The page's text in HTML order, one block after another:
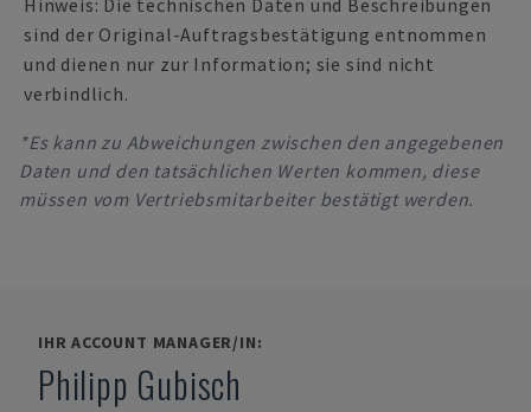
Hinweis: Die technischen Daten und Beschreibungen
sind der Original-Auftragsbestätigung entnommen
und dienen nur zur Information; sie sind nicht
verbindlich.
*Es kann zu Abweichungen zwischen den angegebenen
Daten und den tatsächlichen Werten kommen, diese
müssen vom Vertriebsmitarbeiter bestätigt werden.
IHR ACCOUNT MANAGER/IN:
Philipp Gubisch